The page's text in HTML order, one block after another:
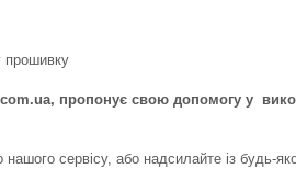
прошивку
пропонує свою допомогу у
сервісу, або надсилайте із будь-